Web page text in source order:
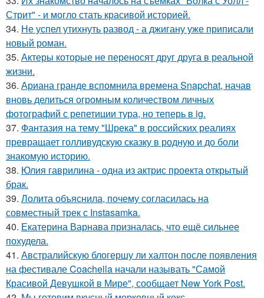
Стрит" - и могло стать красивой историей.
34. Не успел утихнуть развод - а джигану уже приписали
новый роман.
35. Актеры которые не переносят друг друга в реальной
жизни.
36. Ариана гранде вспомнила времена Snapchat, начав
вновь делиться огромным количеством личных
фотографий с репетиции тура, но теперь в ig.
37. Фантазия на тему "Шрека" в российских реалиях
превращает голливудскую сказку в родную и до боли
знакомую историю.
38. Юлия гаврилина - одна из актрис проекта открытый
брак.
39. Лолита объяснила, почему согласилась на
совместный трек с Instasamka.
40. Екатерина Варнава призналась, что ещё сильнее
похудела.
41. Австралийскую блогершу ли халтон после появления
на фестивале Coachella начали называть "Самой
Красивой Девушкой в Мире", сообщает New York Post.